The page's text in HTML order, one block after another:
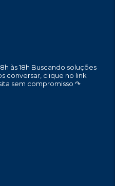
às 18h Buscando soluções
conversar, clique no link
sem compromisso ↷